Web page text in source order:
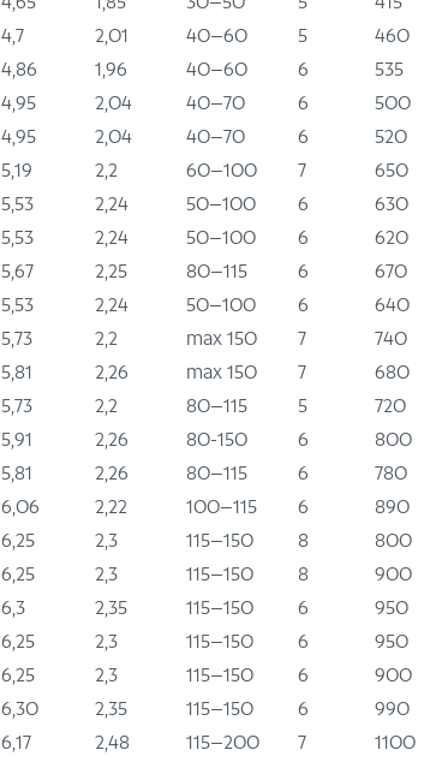
4,7 2,01 40–60 5
460
4,86 1,96 40–60 6
535
4,95 2,04 40–70 6
500
4,95 2,04 40–70 6
520
5,19 2,2 60–100 7
650
5,53 2,24 50–100 6
630
5,53 2,24 50–100 6
620
5,67 2,25 80–115 6
670
5,53 2,24 50–100 6
640
5,73 2,2 max 150 7
740
5,81 2,26 max 150 7
680
5,73 2,2 80–115 5
720
5,91 2,26 80-150 6
800
5,81 2,26 80–115 6
780
6,06 2,22 100–115 6
890
6,25 2,3 115–150 8
800
6,25 2,3 115–150 8
900
6,3 2,35 115–150 6
950
6,25 2,3 115–150 6
950
6,25 2,3 115–150 6
900
6,30 2,35 115–150 6
990
6,17 2,48 115–200 7
1100